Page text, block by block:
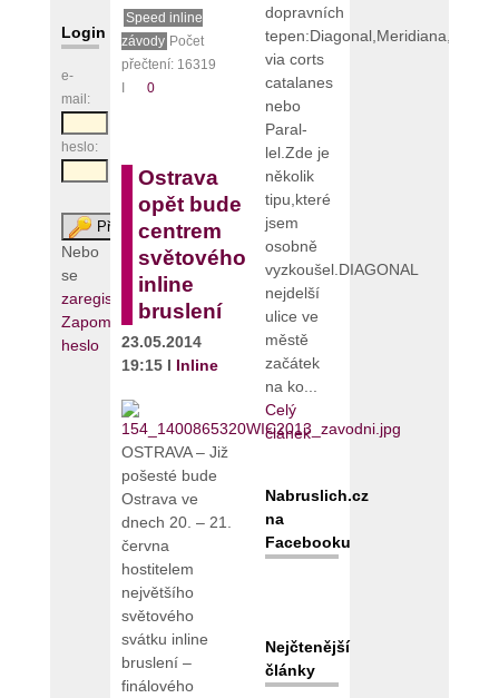
Login
e-
mail:
heslo:
Nebo
se
zaregistrujte
Zapomenuté
heslo
Speed inline
závody Počet
přečtení: 16319
0
Ostrava
opět bude
centrem
světového
inline
bruslení
23.05.2014
19:15 I Inline
OSTRAVA – Již
pošesté bude
Ostrava ve
dnech 20. – 21.
června
hostitelem
největšího
světového
svátku inline
bruslení –
finálového
dopravních
tepen:Diagonal,Meridiana,Gran
via corts
catalanes
nebo
Paral-
lel.Zde je
několik
tipu,které
jsem
osobně
vyzkoušel.DIAGONAL
nejdelší
ulice ve
městě
začátek
na ko...
Celý
článek
Nabruslich.cz
na
Facebooku
Nejčtenější
články